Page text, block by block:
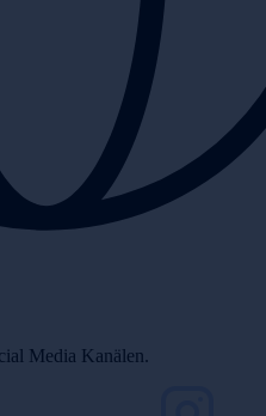
Media Kanälen.